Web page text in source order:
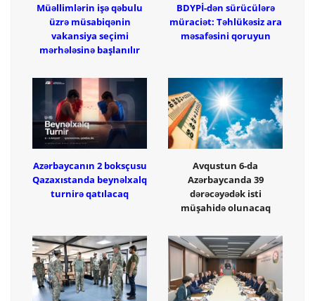
Müəllimlərin işə qəbulu
üzrə müsabiqənin
vakansiya seçimi
mərhələsinə başlanılır
BDYPİ-dən sürücülərə
müraciət: Təhlükəsiz ara
məsafəsini qoruyun
Azərbaycanın 2 boksçusu
Qazaxıstanda beynəlxalq
turnirə qatılacaq
Avqustun 6-da
Azərbaycanda 39
dərəcəyədək isti
müşahidə olunacaq